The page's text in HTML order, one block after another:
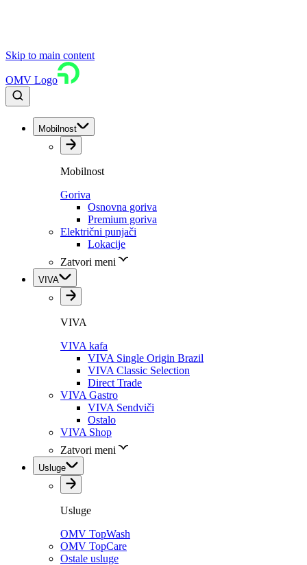
Skip to main content
OMV Logo
Mobilnost
Mobilnost
Goriva
Osnovna goriva
Premium goriva
Električni punjači
Lokacije
Zatvori meni
VIVA
VIVA
VIVA kafa
VIVA Single Origin Brazil
VIVA Classic Selection
Direct Trade
VIVA Gastro
VIVA Sendviči
Ostalo
VIVA Shop
Zatvori meni
Usluge
Usluge
OMV TopWash
OMV TopCare
Ostale usluge